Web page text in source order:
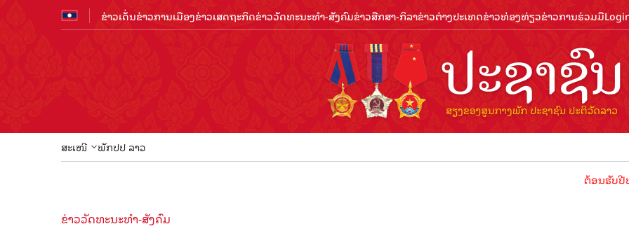
ຂ່າວເດັ່ນຂ່າວການເມືອງຂ່າວເສດຖະກິດຂ່າວວັດທະນະທຳ-ສັງຄົມຂ່າວສືກສາ-ກິລາຂ່າວຕ່າງປະເທດຂ່າວທ່ອງທ່ຽວຂ່າວການຮ່ວມມື
ສະເໜີ ພັກປປ ລາວ
ຕ້ອນຮັບປີທ່ອງທ່
ຂ່າວວັດທະນະທຳ-ສັງຄົມ